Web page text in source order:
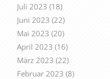
Juli 2023 (18)
Juni 2023 (22)
Mai 2023 (20)
April 2023 (16)
März 2023 (22)
Februar 2023 (8)